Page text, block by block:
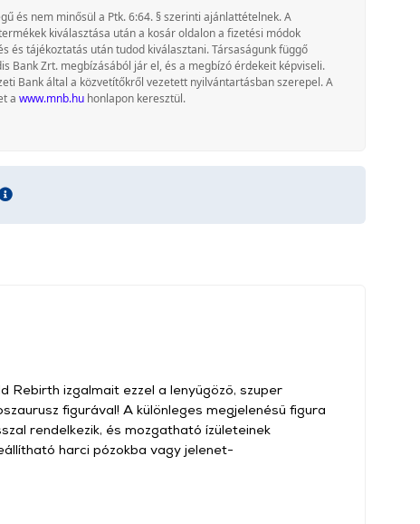
és nem minősül a Ptk. 6:64. § szerinti ajánlattételnek. A
kiválasztása után a kosár oldalon a fizetési módok
és tájékoztatás után tudod kiválasztani. Társaságunk függő
Bank Zrt. megbízásából jár el, és a megbízó érdekeit képviseli.
Bank által a közvetítőkről vezetett nyilvántartásban szerepel. A
a www.mnb.hu honlapon keresztül.
Rebirth izgalmait ezzel a lenyűgöző, szuper
figurával! A különleges megjelenésű figura
rendelkezik, és mozgatható ízületeinek
harci pózokba vagy jelenet-